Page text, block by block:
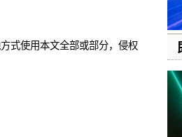
式使用本文全部或部分，侵权